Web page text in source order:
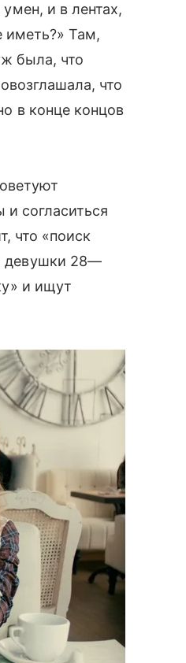
и в лентах,
Там,
была, что
что
в конце концов
и согласиться
что «поиск
девушки 28—
и ищут